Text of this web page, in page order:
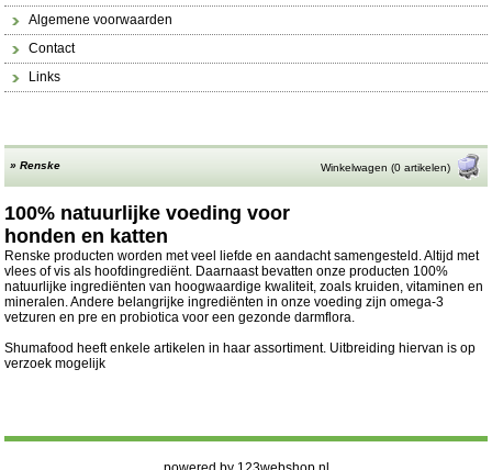
Algemene voorwaarden
Contact
Links
»Renske Winkelwagen (0 artikelen)
100% natuurlijke voeding voor
honden en katten
Renske producten worden met veel liefde en aandacht samengesteld. Altijd met
vlees of vis als hoofdingrediënt. Daarnaast bevatten onze producten 100%
natuurlijke ingrediënten van hoogwaardige kwaliteit, zoals kruiden, vitaminen en
mineralen. Andere belangrijke ingrediënten in onze voeding zijn omega-3
vetzuren en pre en probiotica voor een gezonde darmflora.
Shumafood heeft enkele artikelen in haar assortiment. Uitbreiding hiervan is op
verzoek mogelijk